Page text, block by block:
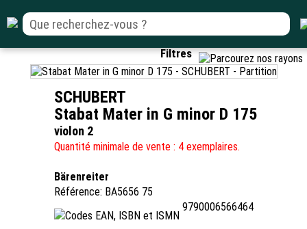
Filtres
SCHUBERT
Stabat Mater in G minor D 175
violon 2
Quantité minimale de vente : 4 exemplaires.
Bärenreiter
Référence: BA5656 75
9790006566464